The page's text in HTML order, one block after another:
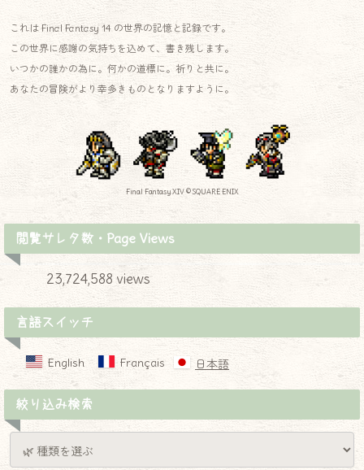
これは Final Fantasy 14 の世界の記憶と記録です。
この世界に感謝の気持ちを込めて、書き残します。
いつかの誰かの為に。何かの道標に。祈りと共に。
あなたの冒険がより幸多きものとなりますように。
Final Fantasy XIV © SQUARE ENIX
閲覧サレタ数・Page Views
23,724,588 views
言語スイッチ
English Français 日本語
絞り込み検索